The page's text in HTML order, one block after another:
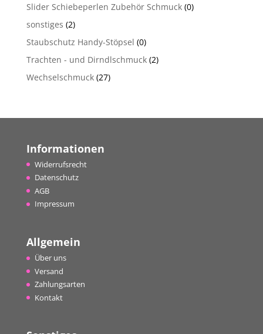
Slider Schiebeperlen Zubehör Schmuck (0)
sonstiges (2)
Staubschutz Handy-Stöpsel (0)
Trachten - und Dirndlschmuck (2)
Wechselschmuck (27)
Informationen
Widerrufsrecht
Datenschutz
AGB
Impressum
Allgemein
Über uns
Versand
Zahlungsarten
Kontakt